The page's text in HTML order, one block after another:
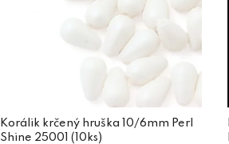
Korálik krčený hruška 10/6mm Perl
Shine 25001 (10ks)